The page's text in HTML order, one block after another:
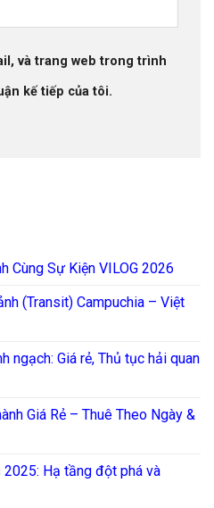
và trang web trong trình
kế tiếp của tôi.
Cùng Sự Kiện VILOG 2026
(Transit) Campuchia – Việt
ngạch: Giá rẻ, Thủ tục hải quan
Giá Rẻ – Thuê Theo Ngày &
Hạ tầng đột phá và